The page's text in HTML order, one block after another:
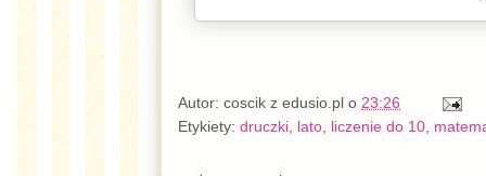
Autor: coscik z edusio.pl o 23:26
Etykiety: druczki lato liczenie do 10